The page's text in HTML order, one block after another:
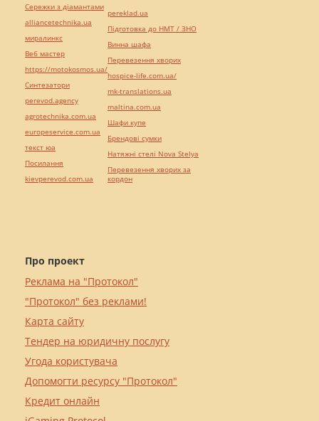
Про проект
Реклама на "Протокол"
"Протокол" без реклами!
Карта сайту
Тендер на юридичну послугу
Угода користувача
Допомогти ресурсу "Протокол"
Кредит онлайн
Сережки з діамантами
alliancetechnika.ua
миралинкс
Веб мастер
https://motokosmos.ua/
Синтезатори
perevod.agency
agrotechnika.com.ua
europeservice.com.ua
текст юа
Посилання
kievperevod.com.ua
pereklad.ua
Підготовка до НМТ / ЗНО
Винна шафа
Перевезення хворих
hospice-life.com.ua/
mk-translations.ua
maltina.com.ua
Шафи купе
Брендові сумки
Натяжні стелі Nova Stelya
Перевезення хворих за
кордон